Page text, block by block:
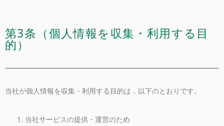
第3条（個人情報を収集・利用する目
的）
当社が個人情報を収集・利用する目的は，以下のとおりです。
当社サービスの提供・運営のため